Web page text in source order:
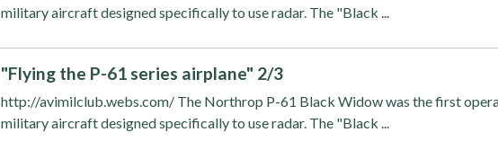
military aircraft designed specifically to use radar. The "Black ...
"Flying the P-61 series airplane" 2/3
http://avimilclub.webs.com/ The Northrop P-61 Black Widow was the first
military aircraft designed specifically to use radar. The "Black ...